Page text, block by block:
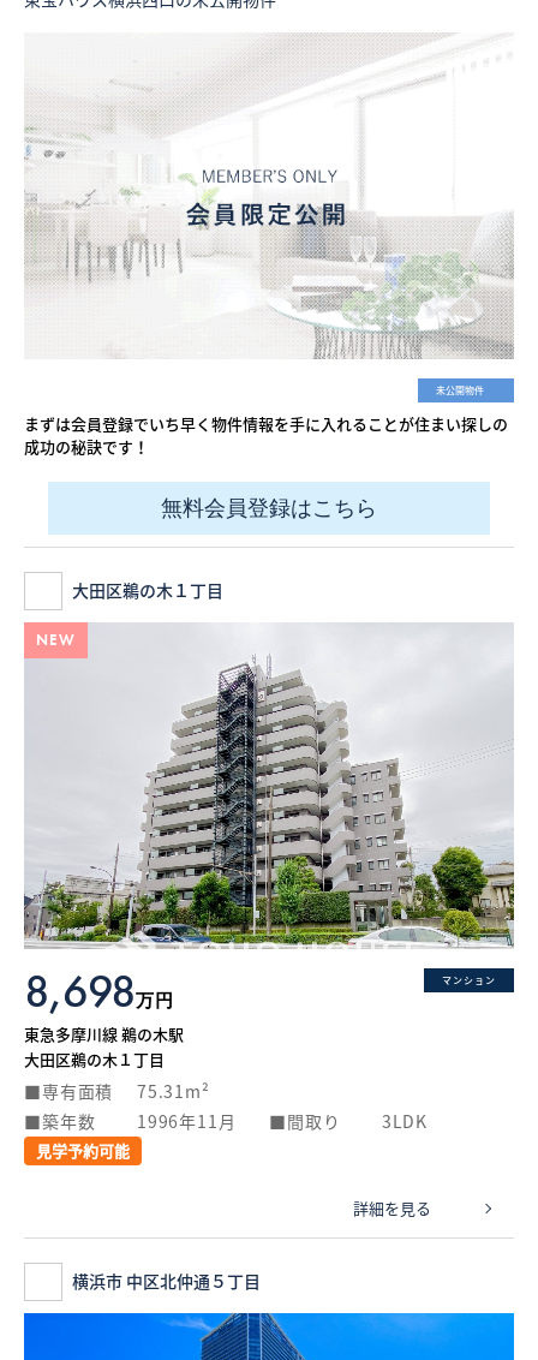
未公開物件
まずは会員登録でいち早く物件情報を手に入れることが住まい探しの
成功の秘訣です！
無料会員登録はこちら
大田区鵜の木１丁目
NEW
マンション
8,698万円
東急多摩川線 鵜の木駅
大田区鵜の木１丁目
専有面積
75.31m²
築年数
1996年11月 間取り 3LDK
見学予約可能
詳細を見る
横浜市 中区北仲通５丁目